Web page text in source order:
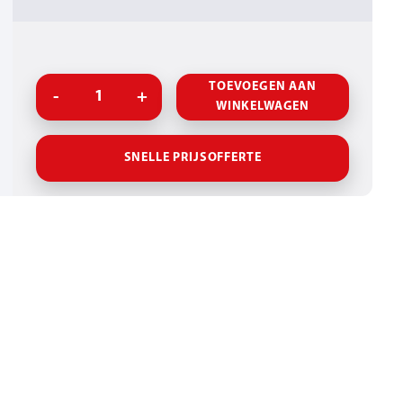
TOEVOEGEN AAN
WINKELWAGEN
SNELLE PRIJSOFFERTE